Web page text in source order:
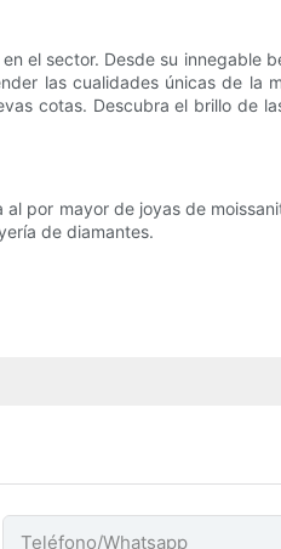
el sector. Desde su innegable
las cualidades únicas de la
cotas. Descubra el brillo de
por mayor de joyas de
de diamantes.
Teléfono/whatsapp